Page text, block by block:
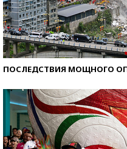
ПОСЛЕДСТВИЯ МОЩНОГО